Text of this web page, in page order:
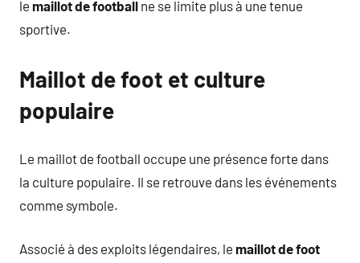
le maillot de football ne se limite plus à une tenue
sportive.
Maillot de foot et culture
populaire
Le maillot de football occupe une présence forte dans
la culture populaire. Il se retrouve dans les événements
comme symbole.
Associé à des exploits légendaires, le maillot de foot